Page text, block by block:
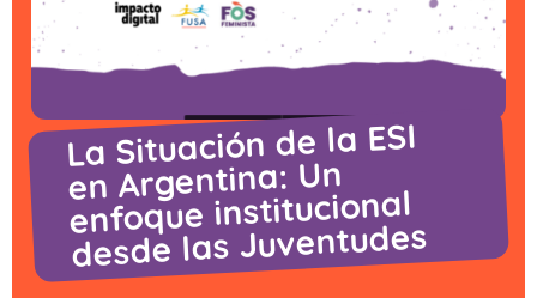
La Situación de la ESI
en Argentina: Un
enfoque institucional
desde las Juventudes